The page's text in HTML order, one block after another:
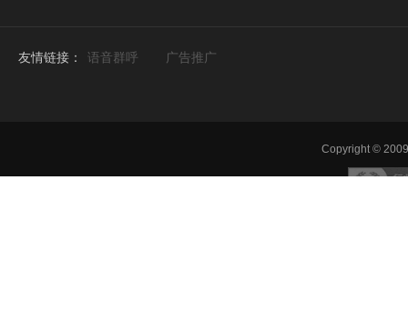
Copyright ©
语音群呼 广告推广
友情链接：